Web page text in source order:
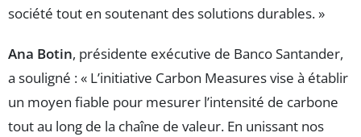
société tout en soutenant des solutions durables. »
Ana Botin, présidente exécutive de Banco Santander,
a souligné : « L’initiative Carbon Measures vise à établir
un moyen fiable pour mesurer l’intensité de carbone
tout au long de la chaîne de valeur. En unissant nos